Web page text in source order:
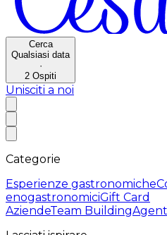
Cerca
Qualsiasi data
·
2 Ospiti
Unisciti a noi
Categorie
Esperienze gastronomiche
enogastronomiciGift Card
AziendeTeam Building